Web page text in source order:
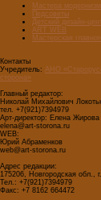
Мастера
Педсоветы
Детский дизайн-
ART WEB
Мастерская
Контакты
Учредитель: АНО
сторона»
Главный редактор:
Николай Михайлович
тел. +7(921)7394979
Арт-директор: Елена Жирова
elena@art-storona.ru
WEB:
Юрий Абраменков
web@art-storona.ru
Адрес редакции:
175206, Новгородская обл.,
Тел.: +7(921)7394979
Факс: +7 8162 664472